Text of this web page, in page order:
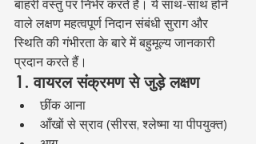
बाहरी वस्तु पर निर्भर करते हैं। ये साथ-साथ होने
वाले लक्षण महत्वपूर्ण निदान संबंधी सुराग और
स्थिति की गंभीरता के बारे में बहुमूल्य जानकारी
प्रदान करते हैं।
1. वायरल संक्रमण से जुड़े लक्षण
छींक आना
आँखों से स्राव (सीरस, श्लेष्मा या पीपयुक्त)